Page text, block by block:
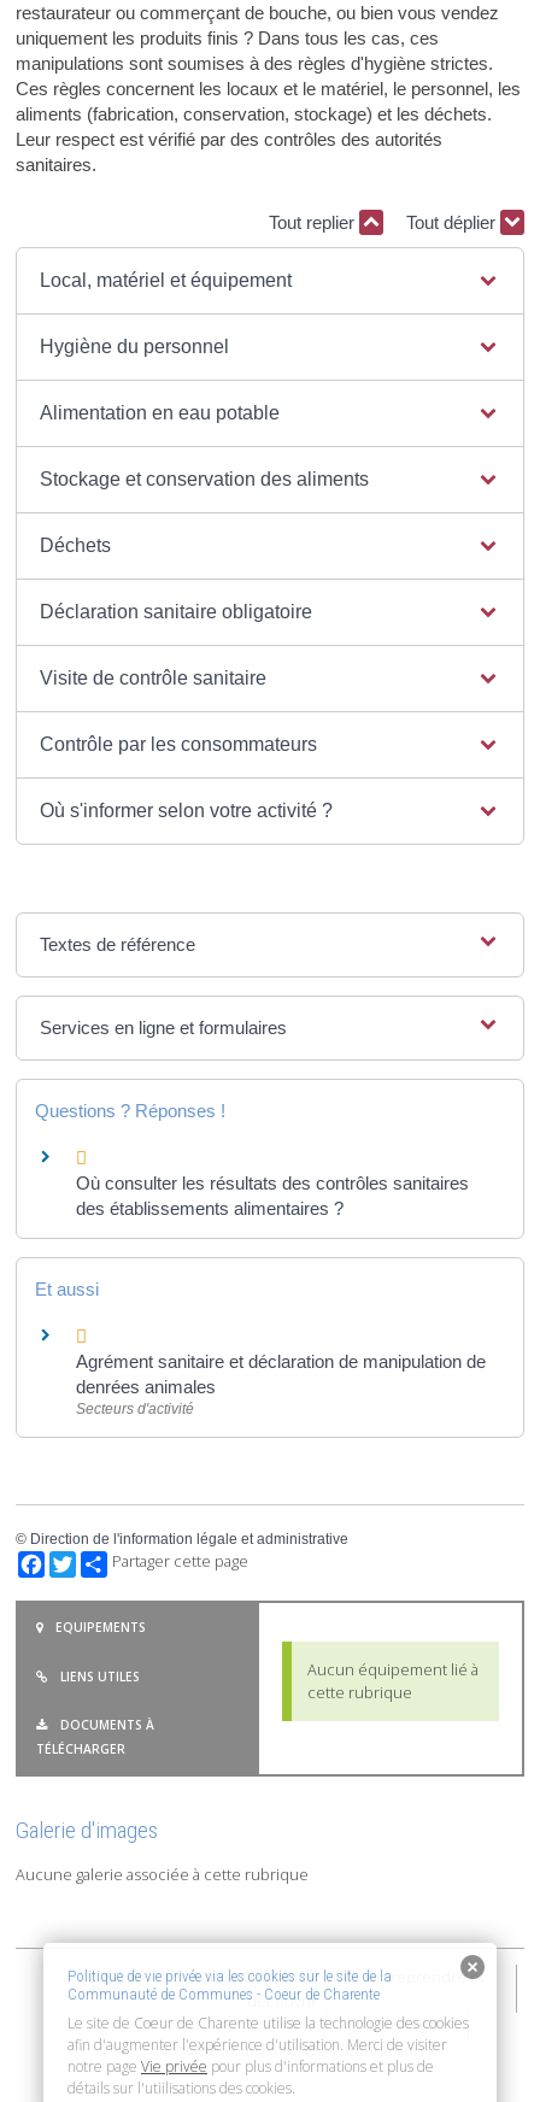
restaurateur ou commerçant de bouche, ou bien vous vendez
uniquement les produits finis ? Dans tous les cas, ces
manipulations sont soumises à des règles d'hygiène strictes.
Ces règles concernent les locaux et le matériel, le personnel, les
aliments (fabrication, conservation, stockage) et les déchets.
Leur respect est vérifié par des contrôles des autorités
sanitaires.
Tout replier Tout déplier
Local, matériel et équipement
Hygiène du personnel
Alimentation en eau potable
Stockage et conservation des aliments
Déchets
Déclaration sanitaire obligatoire
Visite de contrôle sanitaire
Contrôle par les consommateurs
Où s'informer selon votre activité ?
Textes de référence
Services en ligne et formulaires
Questions ? Réponses !
Où consulter les résultats des contrôles sanitaires
des établissements alimentaires ?
Et aussi
Agrément sanitaire et déclaration de manipulation de
denrées animales
Secteurs d'activité
© Direction de l'information légale et administrative
Facebook
TwitterPartager cette page
EQUIPEMENTS
LIENS UTILES
DOCUMENTS À
TÉLÉCHARGER
Aucun équipement lié à
cette rubrique
Galerie d'images
Aucune galerie associée à cette rubrique
2015-2026 © Coeur de Charente | Vivre, entreprendre et
découvrir
Accessibilité : non conforme
Mentions Légales
Politique de confidentialité
Connexion
Politique de vie privée via les cookies sur le site de la
Communauté de Communes - Coeur de Charente
Le site de Coeur de Charente utilise la technologie des cookies
afin d'augmenter l'expérience d'utilisation. Merci de visiter
notre page Vie privée pour plus d'informations et plus de
détails sur l'utiilisations des cookies.